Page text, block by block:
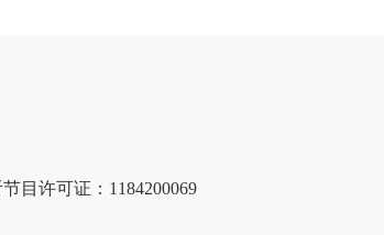
目许可证：1184200069